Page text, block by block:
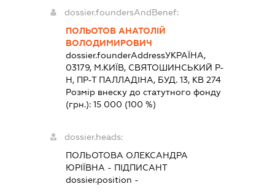
dossier.foundersAndBenef:
ПОЛЬОТОВ АНАТОЛІЙ
ВОЛОДИМИРОВИЧ
dossier.founderAddressУКРАЇНА,
03179, М.КИЇВ, СВЯТОШИНСЬКИЙ Р-
Н, ПР-Т ПАЛЛАДІНА, БУД. 13, КВ 274
Розмір внеску до статутного фонду
(грн.): 15 000 (100 %)
dossier.heads:
ПОЛЬОТОВА ОЛЕКСАНДРА
ЮРІЇВНА - ПІДПИСАНТ
dossier.position -